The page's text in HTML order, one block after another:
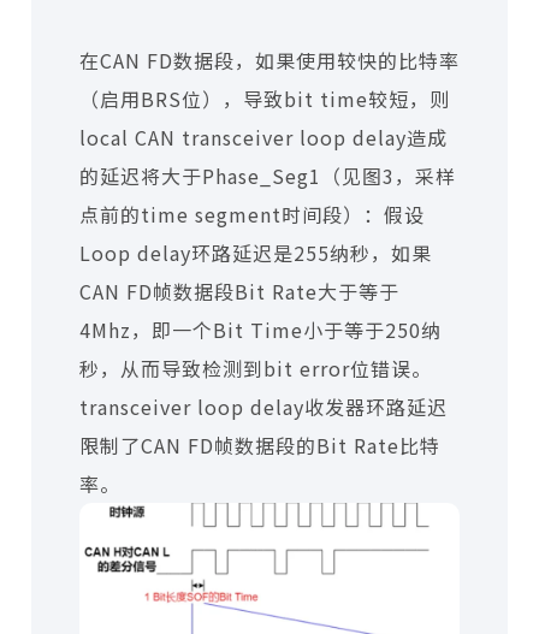
在CAN FD数据段，如果使用较快的比特率
（启用BRS位），导致bit time较短，则
local CAN transceiver loop delay造成
的延迟将大于Phase_Seg1（见图3，采样
点前的time segment时间段）：假设
Loop delay环路延迟是255纳秒，如果
CAN FD帧数据段Bit Rate大于等于
4Mhz，即一个Bit Time小于等于250纳
秒，从而导致检测到bit error位错误。
transceiver loop delay收发器环路延迟
限制了CAN FD帧数据段的Bit Rate比特
率。